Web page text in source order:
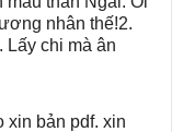
nhân thế!2.
Lấy chi mà ân
xin bản pdf. xin